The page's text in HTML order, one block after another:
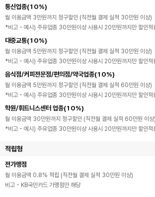
통신업종(10%)
월 이용금액 3만원까지 청구할인 (직전월 결제 실적 30만원 이상)
*비고 - 예시) 주유업종 30만원이상 사용시 20만원까지만 할인적
대중교통(10%)
월 이용금액 5만원까지 청구할인 (직전월 결제 실적 30만원 이상)
*비고 - 예시) 주유업종 30만원이상 사용시 20만원까지만 할인적
음식점/커피전문점/편의점/약국업종(10%)
월 이용금액 5만원까지 청구할인 (직전월 결제 실적 60만원 이상)
*비고 - 예시) 주유업종 30만원이상 사용시 20만원까지만 할인적
학원/휘트니스센터 업종(10%)
월 이용금액 30만원까지 청구할인 (직전월 결제 실적 60만원 이상)
*비고 - 예시) 주유업종 30만원이상 사용시 20만원까지만 할인적
적립형
전가맹점
월 이용금액 0.8% 적립 (직전월 결제 실적 30만원 이상)
비고 - KB국민카드 가맹점만 해당